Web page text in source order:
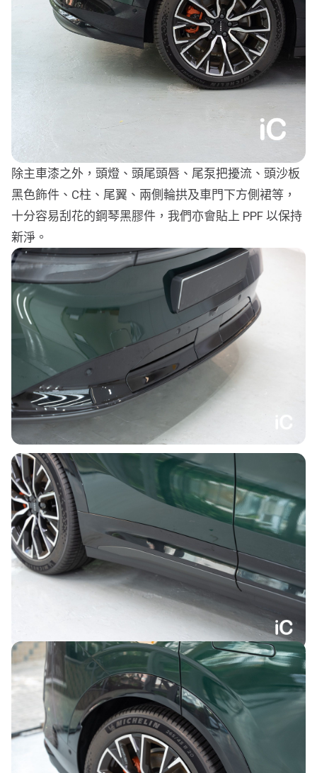
除主車漆之外，頭燈、頭尾頭唇、尾泵把擾流、頭沙板
黑色飾件、C柱、尾翼、兩側輪拱及車門下方側裙等，
十分容易刮花的鋼琴黑膠件，我們亦會貼上 PPF 以保持
新淨。